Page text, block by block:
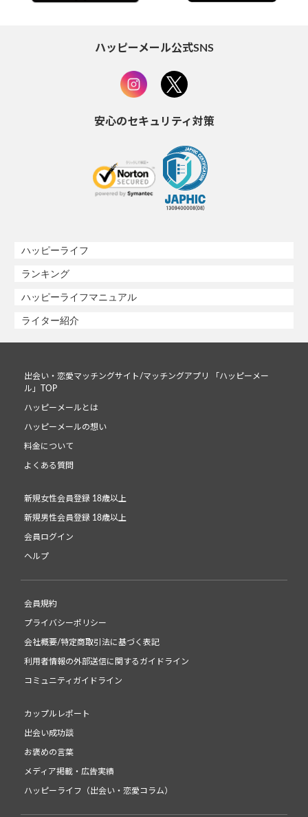
ハッピーメール公式SNS
安心のセキュリティ対策
ハッピーライフ
ランキング
ハッピーライフマニュアル
ライター紹介
出会い・恋愛マッチングサイト/マッチングアプリ 「ハッピーメー
ル」TOP
ハッピーメールとは
ハッピーメールの想い
料金について
よくある質問
新規女性会員登録 18歳以上
新規男性会員登録 18歳以上
会員ログイン
ヘルプ
会員規約
プライバシーポリシー
会社概要/特定商取引法に基づく表記
利用者情報の外部送信に関するガイドライン
コミュニティガイドライン
カップルレポート
出会い成功談
お褒めの言葉
メディア掲載・広告実績
ハッピーライフ（出会い・恋愛コラム）